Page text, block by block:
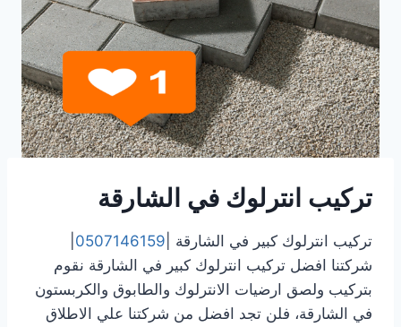
تركيب انترلوك في الشارقة
تركيب انترلوك كبير في الشارقة | 0507146159
شركتنا افضل تركيب انترلوك كبير في الشارقة نقوم
بتركيب ولصق ارضيات الانترلوك والطابوق والكربستون
في الشارقة، فلن تجد افضل من شركتنا علي الاطلاق